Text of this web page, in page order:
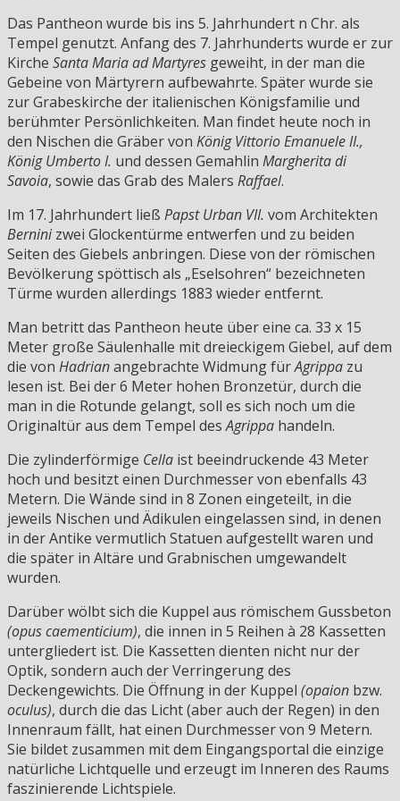
Das Pantheon wurde bis ins 5. Jahrhundert n Chr. als
Tempel genutzt. Anfang des 7. Jahrhunderts wurde er zur
Kirche Santa Maria ad Martyres geweiht, in der man die
Gebeine von Märtyrern aufbewahrte. Später wurde sie
zur Grabeskirche der italienischen Königsfamilie und
berühmter Persönlichkeiten. Man findet heute noch in
den Nischen die Gräber von König Vittorio Emanuele II.,
König Umberto I. und dessen Gemahlin Margherita di
Savoia, sowie das Grab des Malers Raffael.
Im 17. Jahrhundert ließ Papst Urban VII. vom Architekten
Berninizwei Glockentürme entwerfen und zu beiden
Seiten des Giebels anbringen. Diese von der römischen
Bevölkerung spöttisch als „Eselsohren“ bezeichneten
Türme wurden allerdings 1883 wieder entfernt.
Man betritt das Pantheon heute über eine ca. 33 x 15
Meter große Säulenhalle mit dreieckigem Giebel, auf dem
die von Hadrianangebrachte Widmung fürAgrippa zu
lesen ist. Bei der 6 Meter hohen Bronzetür, durch die
man in die Rotunde gelangt, soll es sich noch um die
Originaltür aus dem Tempel desAgrippa handeln.
Die zylinderförmige Cella ist beeindruckende 43 Meter
hoch und besitzt einen Durchmesser von ebenfalls 43
Metern. Die Wände sind in 8 Zonen eingeteilt, in die
jeweils Nischen und Ädikulen eingelassen sind, in denen
in der Antike vermutlich Statuen aufgestellt waren und
die später in Altäre und Grabnischen umgewandelt
wurden.
Darüber wölbt sich die Kuppel aus römischem Gussbeton
(opus caementicium), die innen in 5 Reihen à 28 Kassetten
untergliedert ist. Die Kassetten dienten nicht nur der
Optik, sondern auch der Verringerung des
Deckengewichts. Die Öffnung in der Kuppel (opaion bzw.
oculus), durch die das Licht (aber auch der Regen) in den
Innenraum fällt, hat einen Durchmesser von 9 Metern.
Sie bildet zusammen mit dem Eingangsportal die einzige
natürliche Lichtquelle und erzeugt im Inneren des Raums
faszinierende Lichtspiele.